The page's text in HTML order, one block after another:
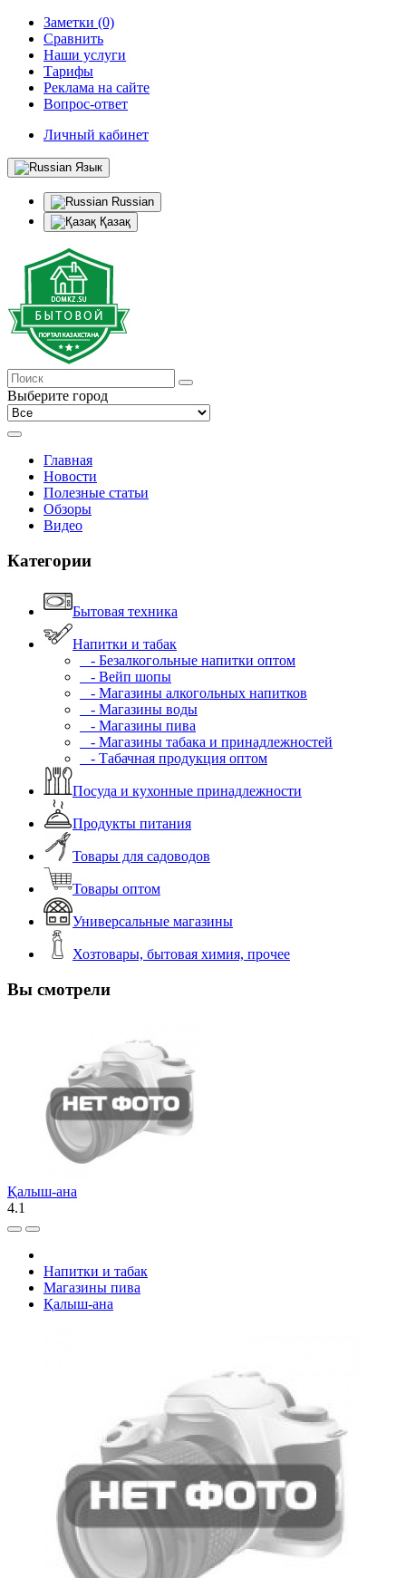
Заметки (0)
Сравнить
Наши услуги
Тарифы
Реклама на сайте
Вопрос-ответ
Личный кабинет
Язык
Russian
Қазақ
Выберите город
Главная
Новости
Полезные статьи
Обзоры
Видео
Категории
Бытовая техника
Напитки и табак
- Безалкогольные напитки оптом
- Вейп шопы
- Магазины алкогольных напитков
- Магазины воды
- Магазины пива
- Магазины табака и принадлежностей
- Табачная продукция оптом
Посуда и кухонные принадлежности
Продукты питания
Товары для садоводов
Товары оптом
Универсальные магазины
Хозтовары, бытовая химия, прочее
Вы смотрели
Қалыш-ана
4.1
Напитки и табак
Магазины пива
Қалыш-ана